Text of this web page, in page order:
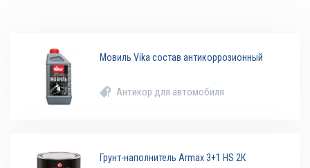
Мовиль Vika состав антикоррозионный
Антикор для автомобиля
Грунт-наполнитель Armax 3+1 HS 2К